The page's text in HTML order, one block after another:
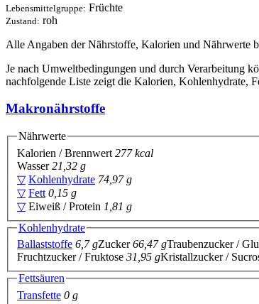
Lebensmittelgruppe: Früchte
Zustand: roh
Alle Angaben der Nährstoffe, Kalorien und Nährwerte
Je nach Umweltbedingungen und durch Verarbeitung
nachfolgende Liste zeigt die Kalorien, Kohlenhydrate,
Makronährstoffe
Nährwerte
Kalorien / Brennwert 277 kcal
Wasser21,32 g
▽ Kohlenhydrate 74,97 g
▽ Fett 0,15 g
▽ Eiweiß / Protein 1,81 g
Kohlenhydrate
Ballaststoffe 6,7 gZucker66,47 gTraubenzucker /
Fruchtzucker / Fruktose 31,95 gKristallzucker /
Fettsäuren
Transfette 0 g